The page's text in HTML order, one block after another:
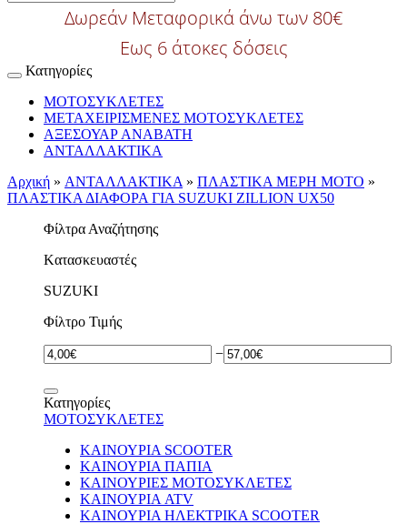
Δωρεάν Μεταφορικά άνω των 80€
Εως 6 άτοκες δόσεις
Κατηγορίες
ΜΟΤΟΣΥΚΛΕΤΕΣ
ΜΕΤΑΧΕΙΡΙΣΜΕΝΕΣ ΜΟΤΟΣΥΚΛΕΤΕΣ
ΑΞΕΣΟΥΑΡ ΑΝΑΒΑΤΗ
ΑΝΤΑΛΛΑΚΤΙΚΑ
Αρχική » ΑΝΤΑΛΛΑΚΤΙΚΑ » ΠΛΑΣΤΙΚΑ ΜΕΡΗ ΜΟΤΟ »
ΠΛΑΣΤΙΚΑ ΔΙΑΦΟΡΑ ΓΙΑ SUZUKI ZILLION UX50
Φίλτρα Αναζήτησης
Kατασκευαστές
SUZUKI
Φίλτρο Τιμής
−
Κατηγορίες
ΜΟΤΟΣΥΚΛΕΤΕΣ
ΚΑΙΝΟΥΡΙΑ SCOOTER
ΚΑΙΝΟΥΡΙΑ ΠΑΠΙΑ
ΚΑΙΝΟΥΡΙΕΣ ΜΟΤΟΣΥΚΛΕΤΕΣ
ΚΑΙΝΟΥΡΙΑ ATV
ΚΑΙΝΟΥΡΙΑ ΗΛΕΚΤΡΙΚΑ SCOOTER